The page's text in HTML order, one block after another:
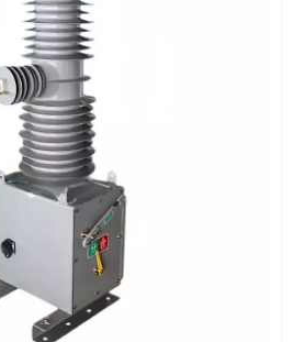
Электр станциясы
вольтты ажыратқыш
жоғары вольтты